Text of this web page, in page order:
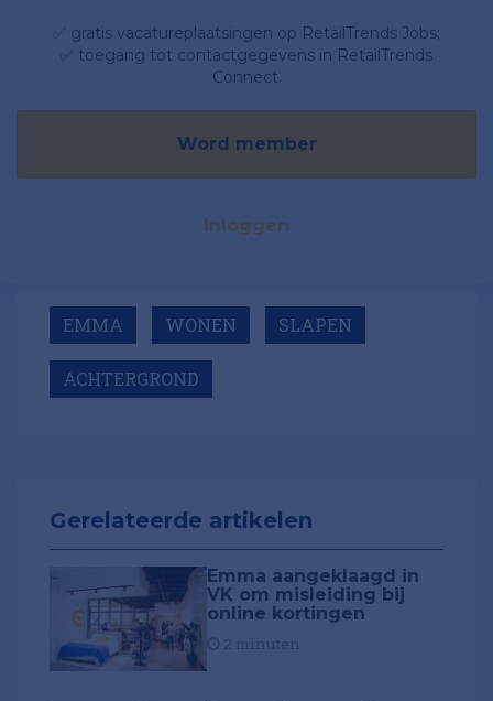
✅ gratis vacatureplaatsingen op RetailTrends Jobs;
✅ toegang tot contactgegevens in RetailTrends
Connect.
Word member
Inloggen
EMMA WONEN SLAPEN
ACHTERGROND
Gerelateerde artikelen
Emma aangeklaagd in
VK om misleiding bij
online kortingen